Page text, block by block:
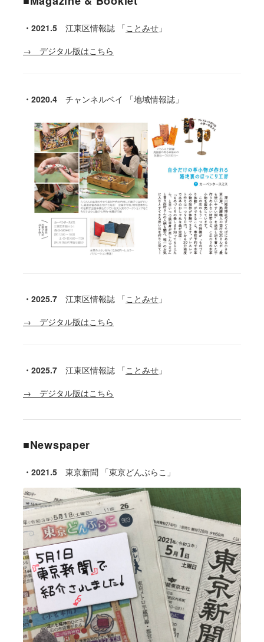
・2021.5 江東区情報誌 「ことみせ 」
→ デジタル版はこちら
・2020.4 チャンネルベイ 「地域情報誌」
・2025.7 江東区情報誌 「ことみせ 」
→ デジタル版はこちら
・2025.7 江東区情報誌 「ことみせ 」
→ デジタル版はこちら
■Newspaper
・2021.5 東京新聞 「東京どんぶらこ」